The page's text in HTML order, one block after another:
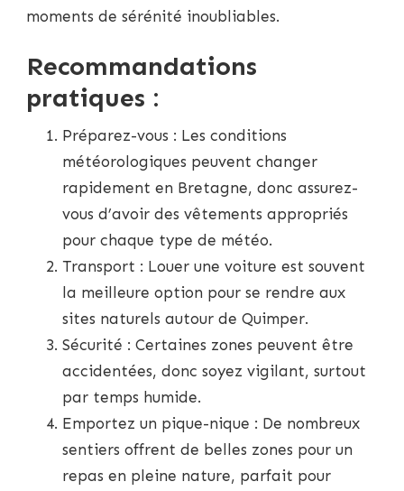
moments de sérénité inoubliables.
Recommandations
pratiques :
Préparez-vous : Les conditions
météorologiques peuvent changer
rapidement en Bretagne, donc assurez-
vous d’avoir des vêtements appropriés
pour chaque type de météo.
Transport : Louer une voiture est souvent
la meilleure option pour se rendre aux
sites naturels autour de Quimper.
Sécurité : Certaines zones peuvent être
accidentées, donc soyez vigilant, surtout
par temps humide.
Emportez un pique-nique : De nombreux
sentiers offrent de belles zones pour un
repas en pleine nature, parfait pour